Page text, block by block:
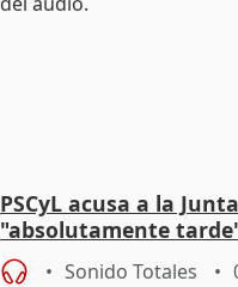
PSCyL acusa a la
"absolutamente
problemas como
Sonido Totales